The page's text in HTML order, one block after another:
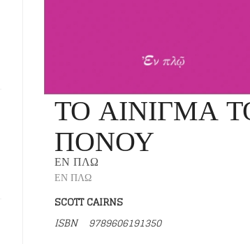
ΤΟ ΑΙΝΙΓΜΑ
ΠΟΝΟΥ
ΕΝ ΠΛΩ
ΕΝ ΠΛΩ
SCOTT CAIRNS
ISBN
9789606191350